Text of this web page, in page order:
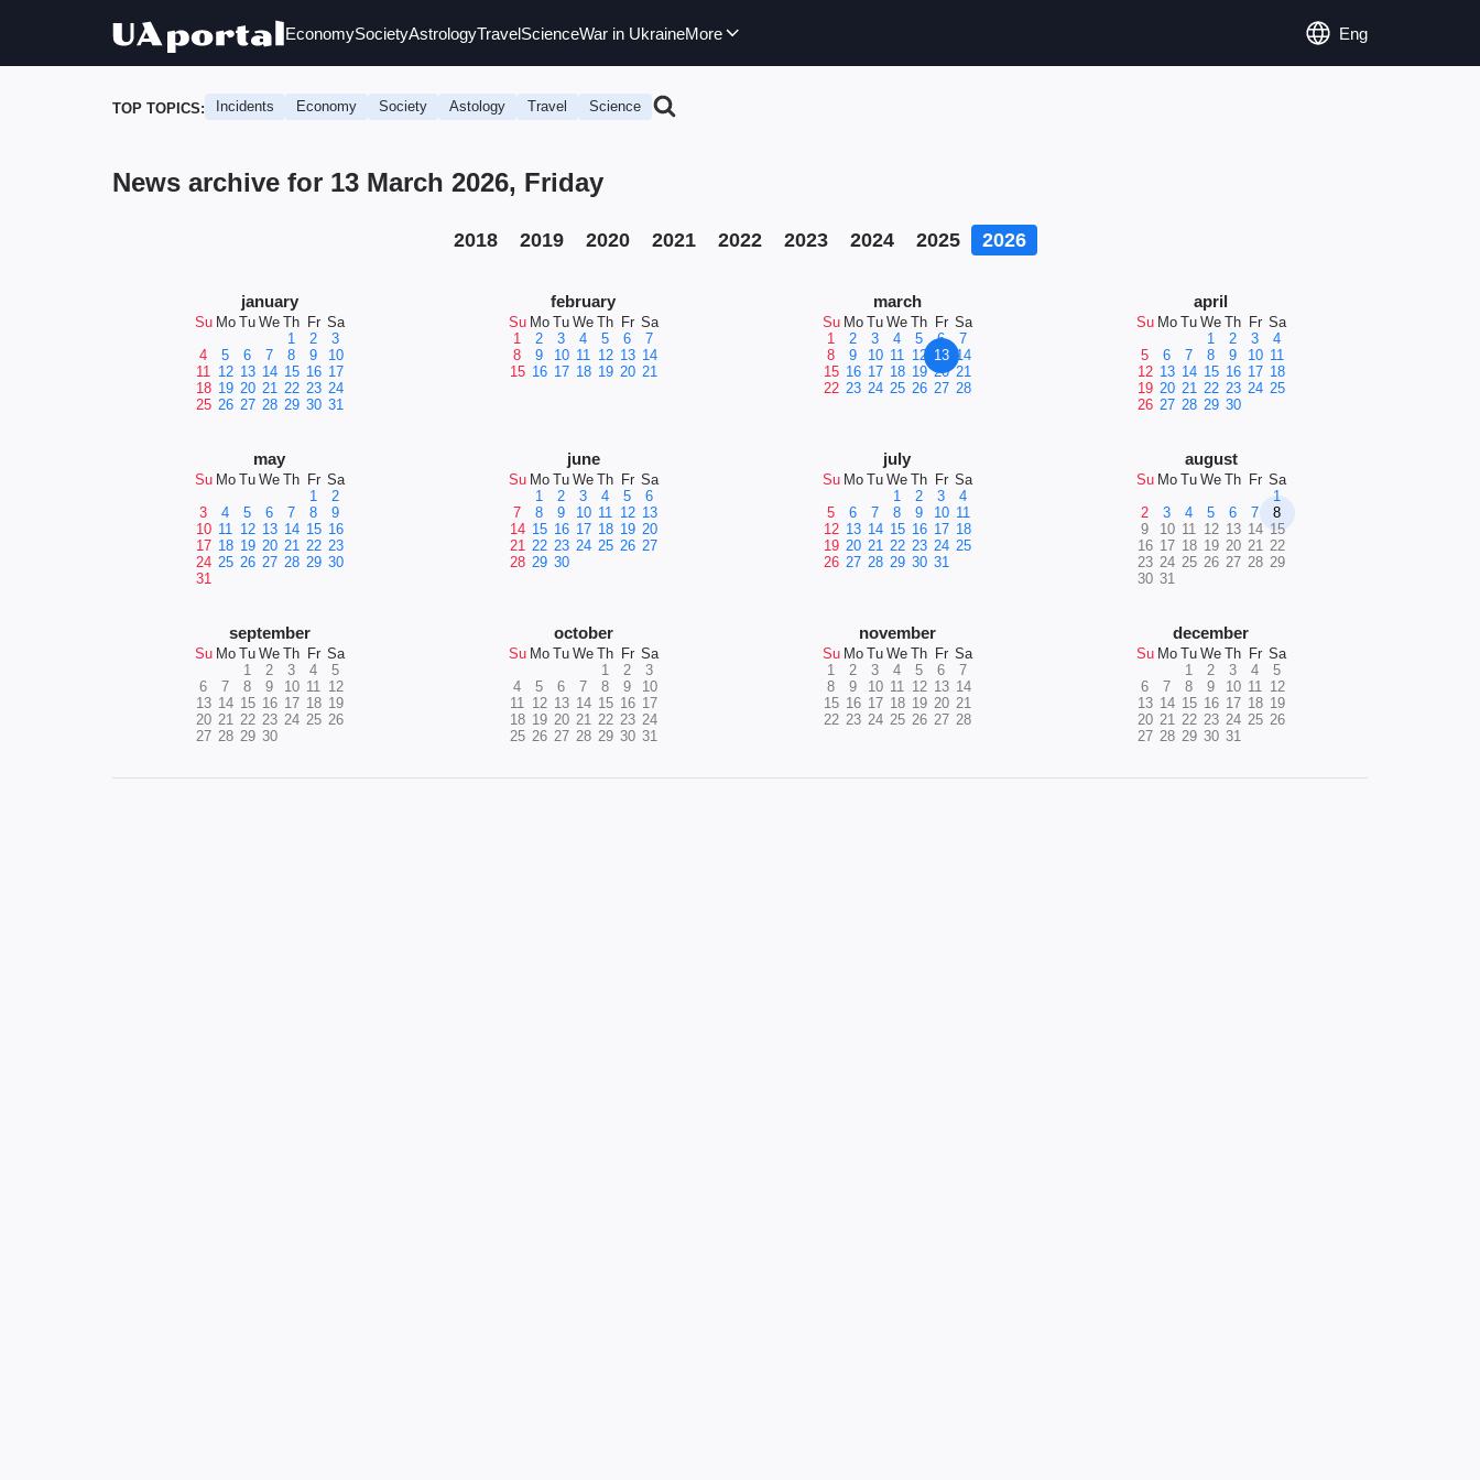
EconomySocietyAstrologyTravelScienceWar in UkraineMore Eng
TOP TOPICS: Incidents Economy Society Astology Travel Science
News archive for 13 March 2026, Friday
2018 2019 2020 2021 2022 2023 2024 2025 2026
january
Su Mo Tu We Th Fr Sa
1
2
3
4
5 6 7 8 9
10
11 12 13 14 15 16 17
18 19 20 21 22 23 24
25 26 27 28 29 30 31
february
Su Mo Tu We Th Fr Sa
1
2 3 4 5 6
7
8
9 10 11 12 13 14
15 16 17 18 19 20 21
march
Su Mo Tu We Th Fr Sa
1
2 3 4 5 6
7
8
9 10 11 12 13 14
15 16 17 18 19 20 21
22 23 24 25 26 27 28
april
Su Mo Tu We Th Fr Sa
1
2 3
4
5
6 7 8 9 10 11
12 13 14 15 16 17 18
19 20 21 22 23 24 25
26 27 28 29 30
may
Su Mo Tu We Th Fr Sa
1
2
3
4 5 6 7 8
9
10 11 12 13 14 15 16
17 18 19 20 21 22 23
24 25 26 27 28 29 30
31
june
Su Mo Tu We Th Fr Sa
1
2 3 4 5
6
7
8 9 10 11 12 13
14 15 16 17 18 19 20
21 22 23 24 25 26 27
28 29 30
july
Su Mo Tu We Th Fr Sa
1
2 3
4
5
6 7 8 9 10 11
12 13 14 15 16 17 18
19 20 21 22 23 24 25
26 27 28 29 30 31
august
Su Mo Tu We Th Fr Sa
1
2
3 4 5 6 7
8
9
10 11 12 13 14 15
16 17 18 19 20 21 22
23 24 25 26 27 28 29
30 31
september
Su Mo Tu We Th Fr Sa
1
2 3 4
5
6
7 8 9 10 11 12
13 14 15 16 17 18 19
20 21 22 23 24 25 26
27 28 29 30
october
Su Mo Tu We Th Fr Sa
1
2
3
4
5 6 7 8 9
10
11 12 13 14 15 16 17
18 19 20 21 22 23 24
25 26 27 28 29 30 31
november
Su Mo Tu We Th Fr Sa
1
2 3 4 5 6
7
8
9 10 11 12 13 14
15 16 17 18 19 20 21
22 23 24 25 26 27 28
december
Su Mo Tu We Th Fr Sa
1
2 3 4
5
6
7 8 9 10 11 12
13 14 15 16 17 18 19
20 21 22 23 24 25 26
27 28 29 30 31